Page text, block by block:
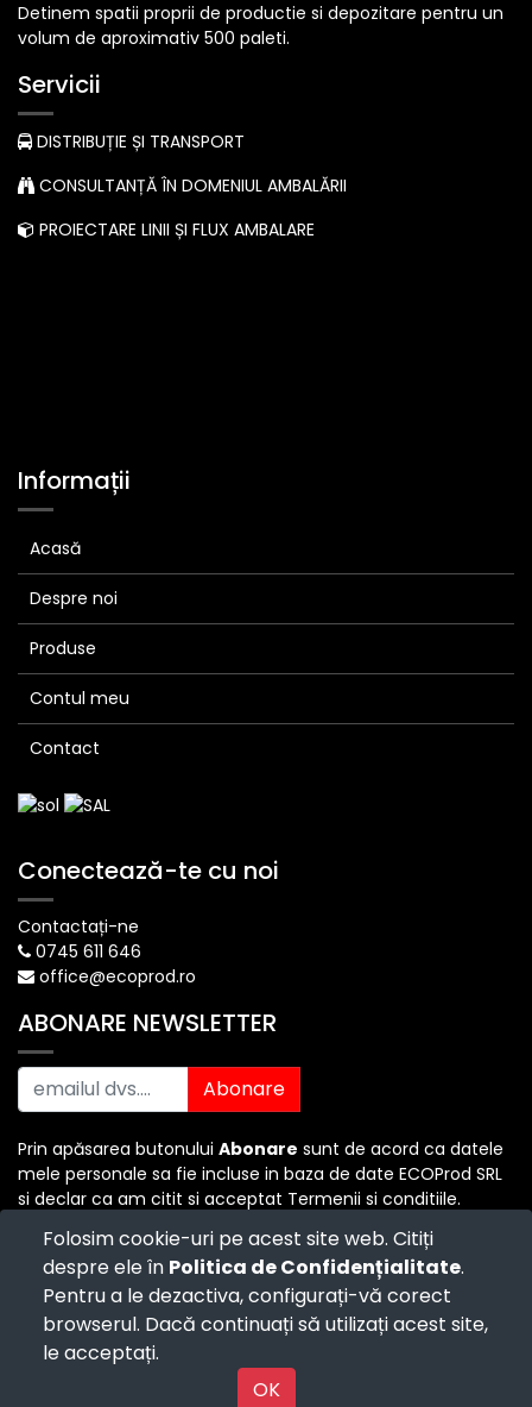
Folosim cookie-uri pe acest site web. Citiți
despre ele în Politica de Confidențialitate.
Pentru a le dezactiva, configurați-vă corect
browserul. Dacă continuați să utilizați acest site,
le acceptați.
OK
Detinem spatii proprii de productie si depozitare pentru un
volum de aproximativ 500 paleti.
Servicii
DISTRIBUȚIE ȘI TRANSPORT
CONSULTANȚĂ ÎN DOMENIUL AMBALĂRII
PROIECTARE LINII ȘI FLUX AMBALARE
Informații
Acasă
Despre noi
Produse
Contul meu
Contact
Conectează-te cu noi
Contactați-ne
0745 611 646
office@ecoprod.ro
ABONARE NEWSLETTER
Abonare
Prin apăsarea butonului Abonare sunt de acord ca datele
mele personale sa fie incluse in baza de date ECOProd SRL
si declar ca am citit si acceptat Termenii si conditiile.
Copyright © ECO PROD SRL -Termenii si Conditiile
Politica de Confidențialitate -Consultanță juridică
Politica de retur -Cum cumpăr?
Powered by
Powered by